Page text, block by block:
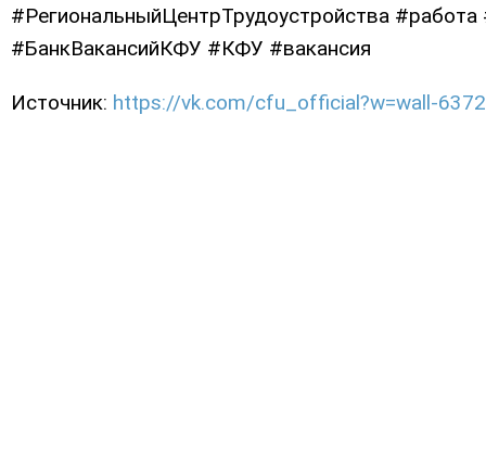
#РегиональныйЦентрТрудоустройства
#БанкВакансийКФУ #КФУ #вакансия
Источник: https://vk.com/cfu_official?w=wall-